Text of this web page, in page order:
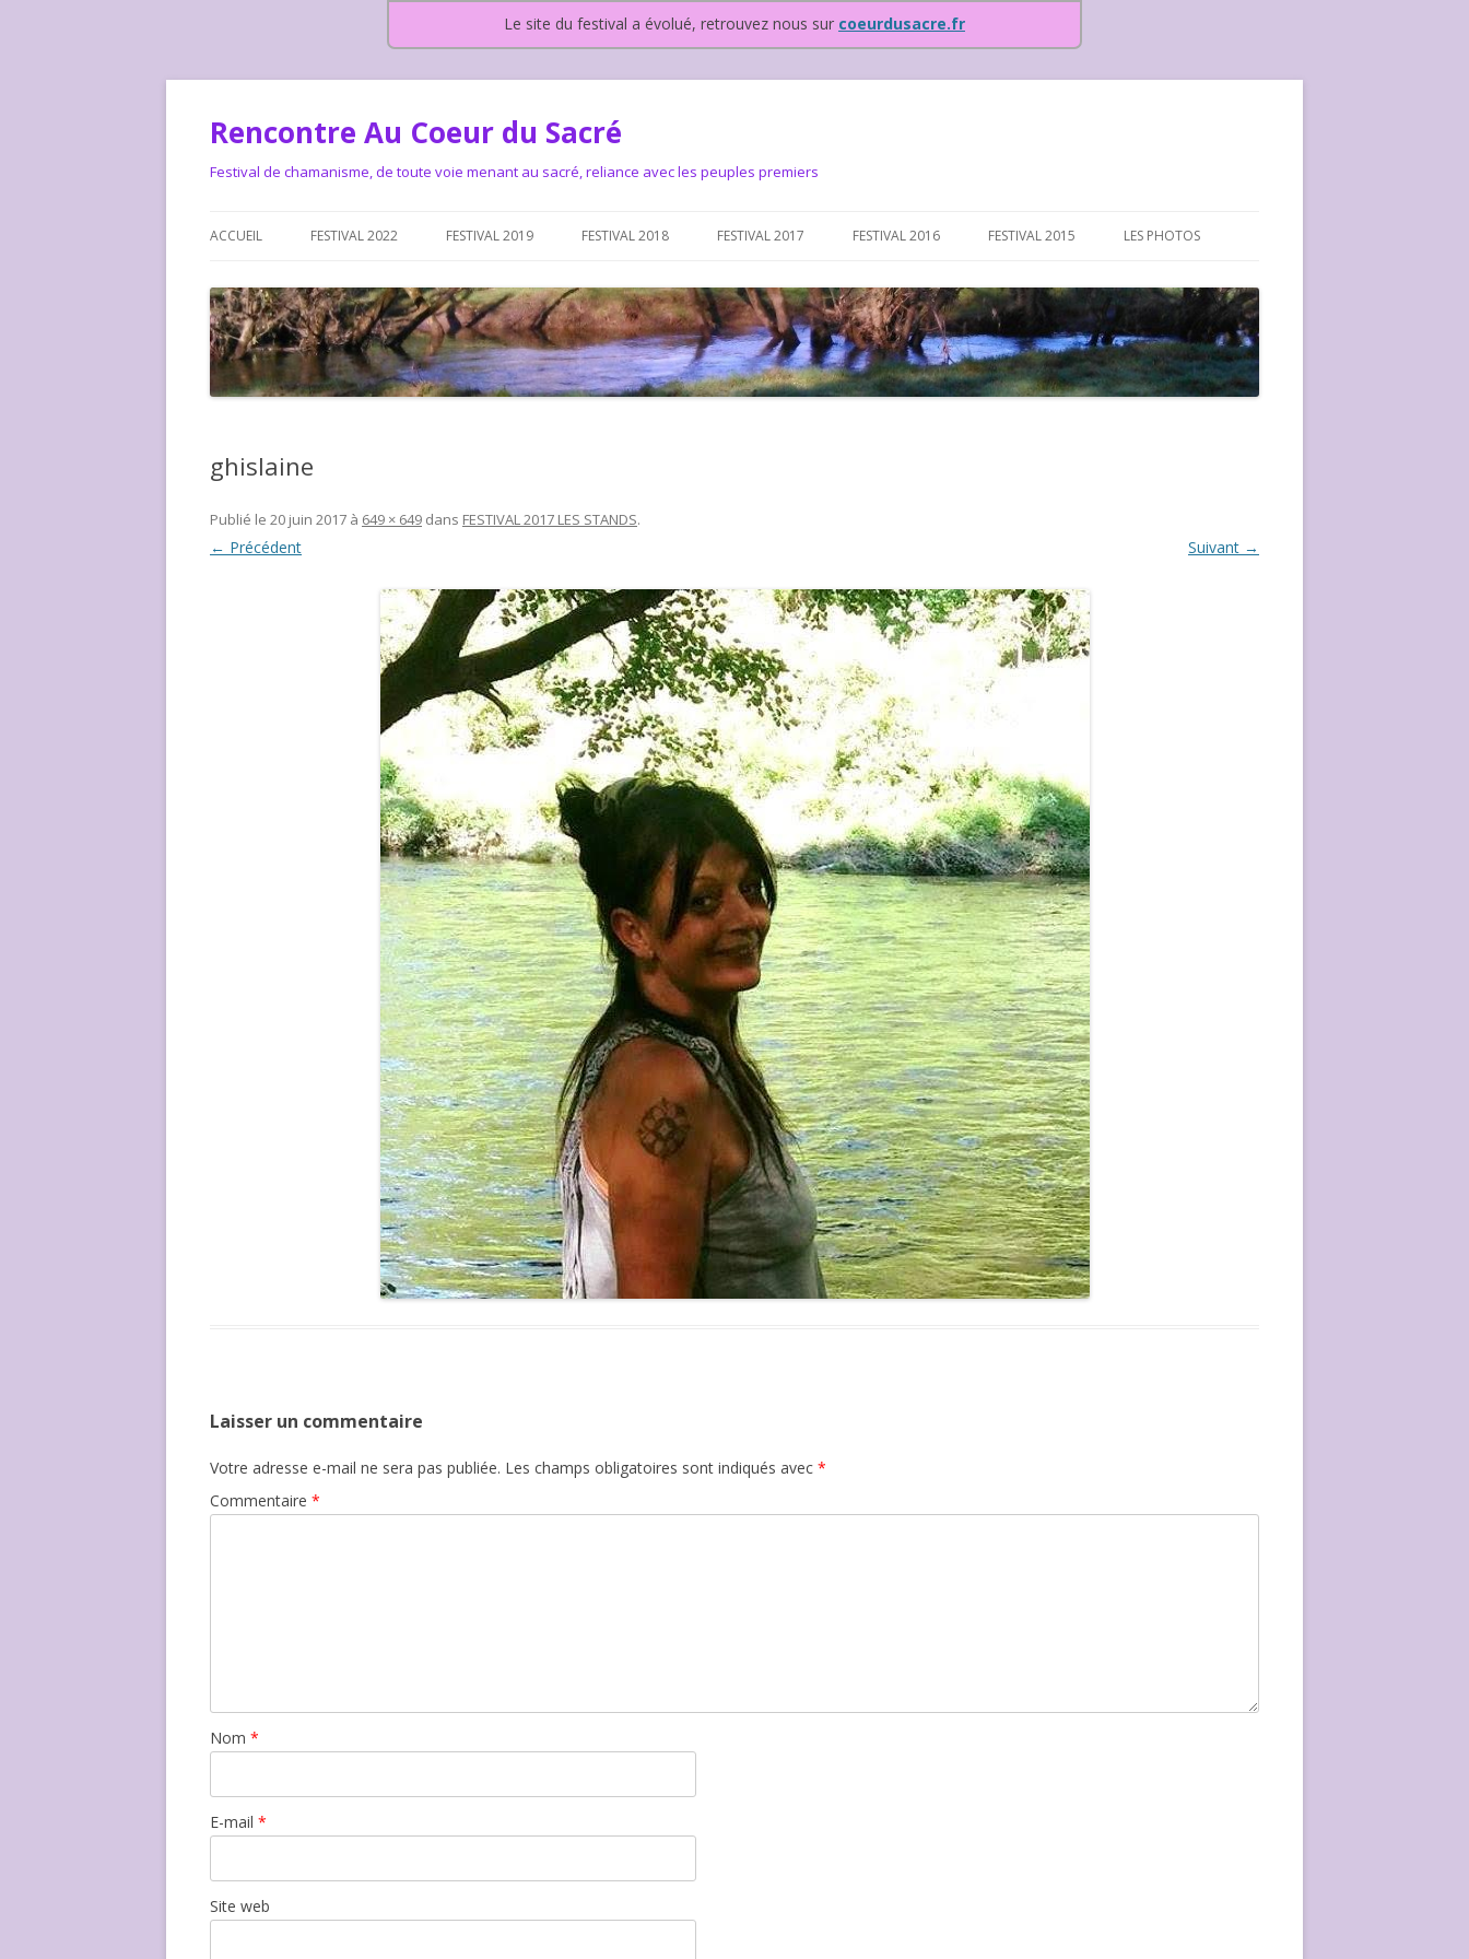
Le site du festival a évolué, retrouvez nous sur coeurdusacre.fr
Rencontre Au Coeur du Sacré
Festival de chamanisme, de toute voie menant au sacré, reliance avec les peuples premiers
ACCUEIL
LA CHARTE DU FESTIVAL
LE FESTIVAL DEPUIS 2015 – QUI
SOMMES-NOUS ?
LE FESTIVAL DEPUIS 2015…OU
ALLONS-NOUS ?
FESTIVAL 2022 FESTIVAL 2019 FESTIVAL 2018 FESTIVAL 2017 FESTIVAL 2016 FESTIVAL 2015 LES PHOTOS
FESTIVAL 2016-PHOTOS
FESTIVAL 2017-PHOTOS ET
VIDÉOS
ghislaine
Publié le 20 juin 2017 à 649 × 649 dans FESTIVAL 2017 LES STANDS.
← Précédent Suivant →
Laisser un commentaire
Votre adresse e-mail ne sera pas publiée. Les champs obligatoires sont indiqués avec *
Commentaire *
Nom *
E-mail *
Site web